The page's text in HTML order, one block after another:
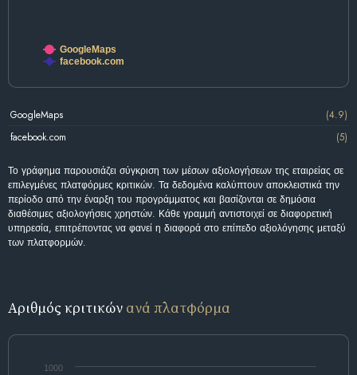
GoogleMaps
facebook.com
GoogleMaps
(4.9)
facebook.com
(5)
Το γράφημα παρουσιάζει σύγκριση των μέσων αξιολογήσεων της εταιρείας σε
επιλεγμένες πλατφόρμες κριτικών. Τα δεδομένα καλύπτουν αποκλειστικά την
περίοδο από την έναρξη του προγράμματος και βασίζονται σε δημόσια
διαθέσιμες αξιολογήσεις χρηστών. Κάθε γραμμή αντιστοιχεί σε διαφορετική
υπηρεσία, επιτρέποντας να φανεί η διαφορά στο επίπεδο αξιολόγησης μεταξύ
των πλατφορμών.
Αριθμός κριτικών ανά πλατφόρμα
1000